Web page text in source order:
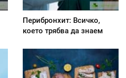
Перибронхит: Всичко,
което трябва да знаем